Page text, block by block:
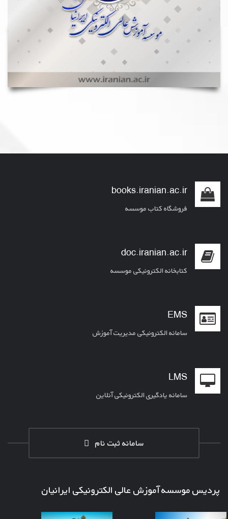
books.iranian.ac.ir
فروشگاه کتاب موسسه
doc.iranian.ac.ir
کتابخانه الکترونیکی موسسه
EMS
سامانه الکترونیکی مدیریت آموزش
LMS
سامانه یادگیری الکترونیکی آنلاین
سامانه ثبت نام
پردیس موسسه آموزش عالی الکترونیکی ایرانیان